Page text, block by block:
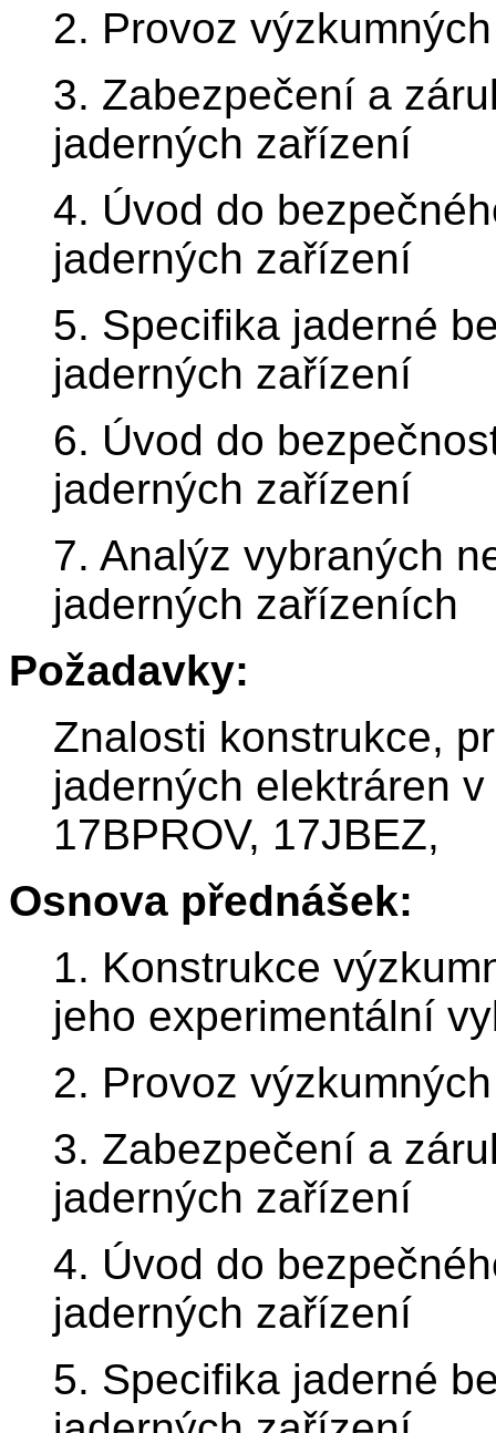
2. Provoz
3. Zabezpečení a
jaderných zařízení
4. Úvod do
jaderných zařízení
5. Specifika jaderné
jaderných zařízení
6. Úvod do
jaderných zařízení
7. Analýz vybraných
jaderných zařízeních
Požadavky:
Znalosti konstrukce,
jaderných elektráren
17BPROV, 17JBEZ,
Osnova přednášek:
1. Konstrukce
jeho experimentální
2. Provoz
3. Zabezpečení a
jaderných zařízení
4. Úvod do
jaderných zařízení
5. Specifika jaderné